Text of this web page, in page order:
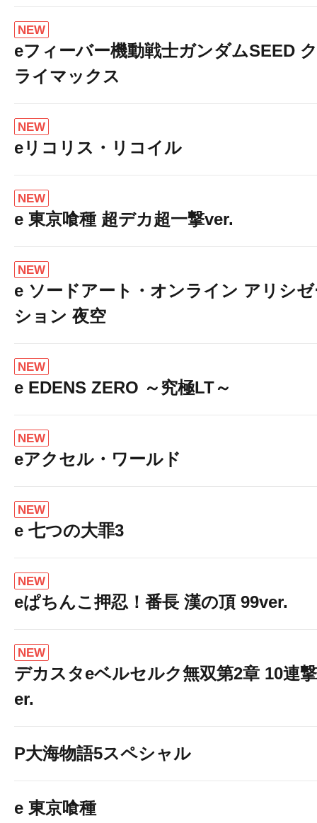
NEW
eフィーバー機動戦士ガンダムSEED ク
ライマックス
NEW
eリコリス・リコイル
NEW
e 東京喰種 超デカ超一撃ver.
NEW
e ソードアート・オンライン アリシ
ション 夜空
NEW
e EDENS ZERO ～究極LT～
NEW
eアクセル・ワールド
NEW
e 七つの大罪3
NEW
eぱちんこ押忍！番長 漢の頂 99ver.
NEW
デカスタeベルセルク無双第2章 10連
er.
P大海物語5スペシャル
e 東京喰種